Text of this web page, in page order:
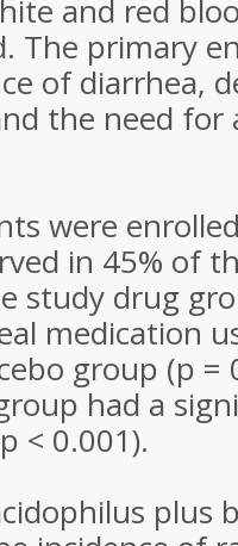
and red
The primary
of diarrhea,
the need for
were
in 45% of
study drug
medication
group (p =
had a
< 0.001).
plus